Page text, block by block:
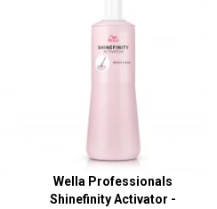
Wella Professionals
Shinefinity Activator -